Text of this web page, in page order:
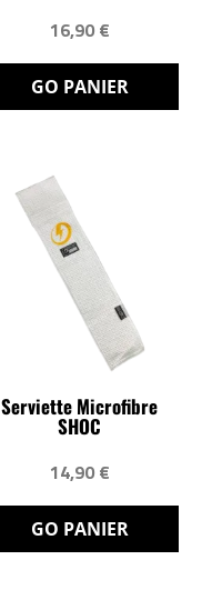
16,90 €
GO PANIER
Serviette Microfibre
SHOC
14,90 €
GO PANIER